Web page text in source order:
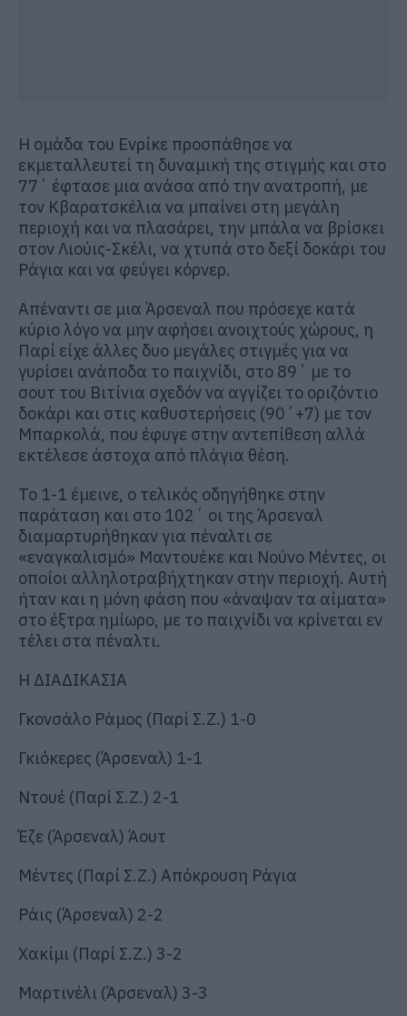
Η ομάδα του Ενρίκε προσπάθησε να
εκμεταλλευτεί τη δυναμική της στιγμής και στο
77΄ έφτασε μια ανάσα από την ανατροπή, με
τον Κβαρατσκέλια να μπαίνει στη μεγάλη
περιοχή και να πλασάρει, την μπάλα να βρίσκει
στον Λιούις-Σκέλι, να χτυπά στο δεξί δοκάρι του
Ράγια και να φεύγει κόρνερ.
Απέναντι σε μια Άρσεναλ που πρόσεχε κατά
κύριο λόγο να μην αφήσει ανοιχτούς χώρους, η
Παρί είχε άλλες δυο μεγάλες στιγμές για να
γυρίσει ανάποδα το παιχνίδι, στο 89΄ με το
σουτ του Βιτίνια σχεδόν να αγγίζει το οριζόντιο
δοκάρι και στις καθυστερήσεις (90΄+7) με τον
Μπαρκολά, που έφυγε στην αντεπίθεση αλλά
εκτέλεσε άστοχα από πλάγια θέση.
Το 1-1 έμεινε, ο τελικός οδηγήθηκε στην
παράταση και στο 102΄ οι της Άρσεναλ
διαμαρτυρήθηκαν για πέναλτι σε
«εναγκαλισμό» Μαντουέκε και Νούνο Μέντες, οι
οποίοι αλληλοτραβήχτηκαν στην περιοχή. Αυτή
ήταν και η μόνη φάση που «άναψαν τα αίματα»
στο έξτρα ημίωρο, με το παιχνίδι να κρίνεται εν
τέλει στα πέναλτι.
Η ΔΙΑΔΙΚΑΣΙΑ
Γκονσάλο Ράμος (Παρί Σ.Ζ.) 1-0
Γκιόκερες (Άρσεναλ) 1-1
Ντουέ (Παρί Σ.Ζ.) 2-1
Έζε (Άρσεναλ) Άουτ
Μέντες (Παρί Σ.Ζ.) Απόκρουση Ράγια
Ράις (Άρσεναλ) 2-2
Χακίμι (Παρί Σ.Ζ.) 3-2
Μαρτινέλι (Άρσεναλ) 3-3